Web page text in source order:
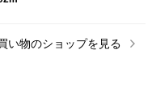
い物のショップを見る